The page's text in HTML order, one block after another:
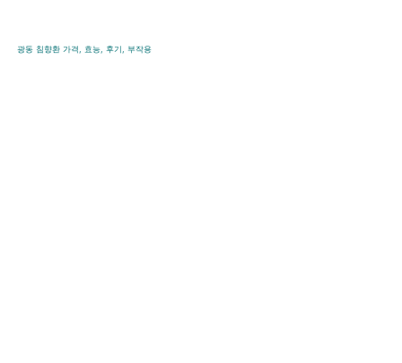
광동 침향환 가격, 효능, 후기, 부작용